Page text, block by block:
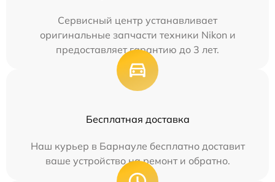
Сервисный центр устанавливает
оригинальные запчасти техники Nikon и
предоставляет гарантию до 3 лет.
Бесплатная доставка
Наш курьер в Барнауле бесплатно доставит
ваше устройство на ремонт и обратно.